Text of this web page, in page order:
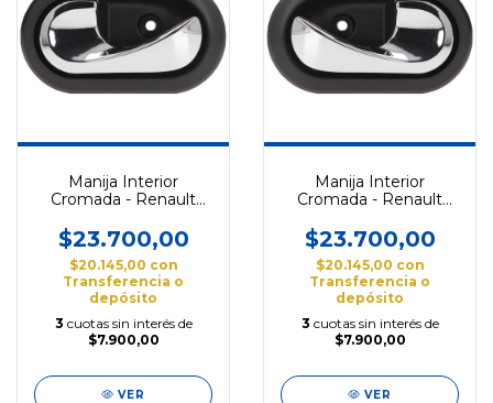
Manija Interior
Cromada - Renault
$23.700,00
$20.145,00 con
Transferencia o
depósito
3 cuotas sin interés de
$7.900,00
VER
Manija Interior
Cromada - Renault
$23.700,00
$20.145,00 con
Transferencia o
depósito
3 cuotas sin interés de
$7.900,00
VER